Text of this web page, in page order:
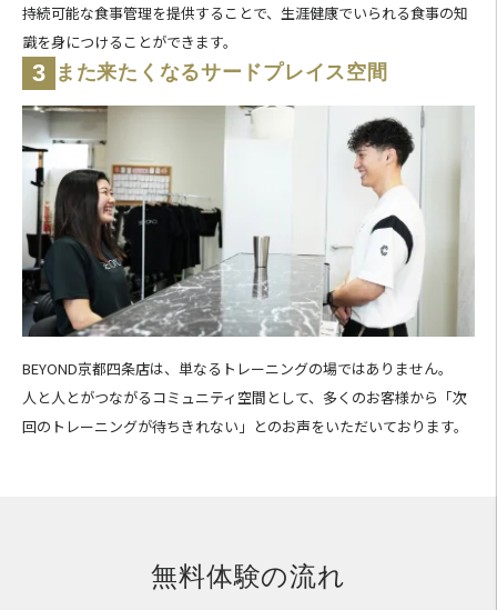
持続可能な食事管理を提供することで、生涯健康でいられる食事の知
識を身につけることができます。
3 また来たくなるサードプレイス空間
BEYOND京都四条店は、単なるトレーニングの場ではありません。
人と人とがつながるコミュニティ空間として、多くのお客様から「次
回のトレーニングが待ちきれない」とのお声をいただいております。
無料体験の流れ